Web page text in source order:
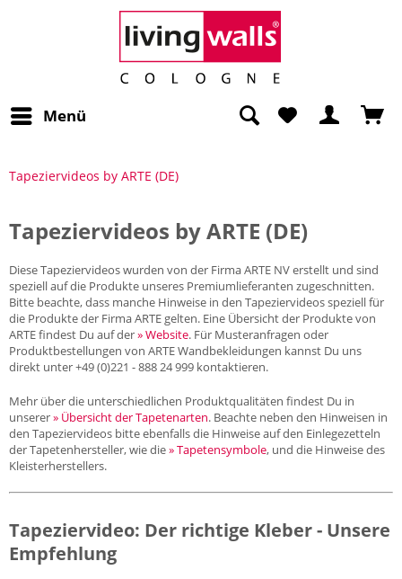
Menü
Tapeziervideos by ARTE (DE)
Tapeziervideos by ARTE (DE)
Diese Tapeziervideos wurden von der Firma ARTE NV erstellt und sind
speziell auf die Produkte unseres Premiumlieferanten zugeschnitten.
Bitte beachte, dass manche Hinweise in den Tapeziervideos speziell für
die Produkte der Firma ARTE gelten. Eine Übersicht der Produkte von
ARTE findest Du auf der» Website. Für Musteranfragen oder
Produktbestellungen von ARTE Wandbekleidungen kannst Du uns
direkt unter +49 (0)221 - 888 24 999 kontaktieren.
Mehr über die unterschiedlichen Produktqualitäten findest Du in
unserer» Übersicht der Tapetenarten. Beachte neben den Hinweisen in
den Tapeziervideos bitte ebenfalls die Hinweise auf den Einlegezetteln
der Tapetenhersteller, wie die» Tapetensymbole, und die Hinweise des
Kleisterherstellers.
Tapeziervideo: Der richtige Kleber - Unsere
Empfehlung